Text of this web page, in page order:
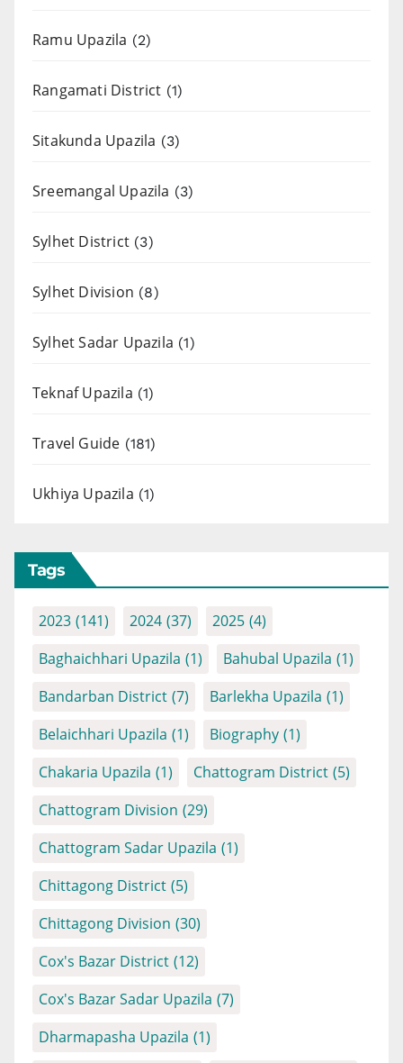
Ramu Upazila (2)
Rangamati District (1)
Sitakunda Upazila (3)
Sreemangal Upazila (3)
Sylhet District (3)
Sylhet Division (8)
Sylhet Sadar Upazila (1)
Teknaf Upazila (1)
Travel Guide (181)
Ukhiya Upazila (1)
Tags
2023 (141) 2024 (37) 2025 (4)
Baghaichhari Upazila (1) Bahubal Upazila (1)
Bandarban District (7) Barlekha Upazila (1)
Belaichhari Upazila (1) Biography (1)
Chakaria Upazila (1) Chattogram District (5)
Chattogram Division (29)
Chattogram Sadar Upazila (1)
Chittagong District (5)
Chittagong Division (30)
Cox's Bazar District (12)
Cox's Bazar Sadar Upazila (7)
Dharmapasha Upazila (1)